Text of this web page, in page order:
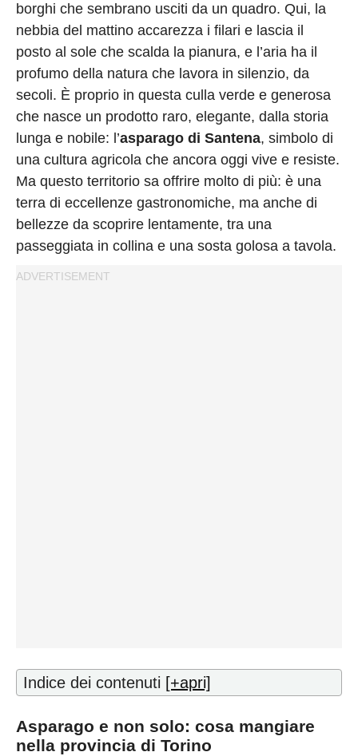
Cambia
Impostazioni
Privacy
Policy
borghi che sembrano usciti da un quadro. Qui, la
nebbia del mattino accarezza i filari e lascia il
posto al sole che scalda la pianura, e l’aria ha il
profumo della natura che lavora in silenzio, da
secoli. È proprio in questa culla verde e generosa
che nasce un prodotto raro, elegante, dalla storia
lunga e nobile: l’asparago di Santena, simbolo di
una cultura agricola che ancora oggi vive e resiste.
Ma questo territorio sa offrire molto di più: è una
terra di eccellenze gastronomiche, ma anche di
bellezze da scoprire lentamente, tra una
passeggiata in collina e una sosta golosa a tavola.
Indice dei contenuti [+apri]
Asparago e non solo: cosa mangiare
nella provincia di Torino